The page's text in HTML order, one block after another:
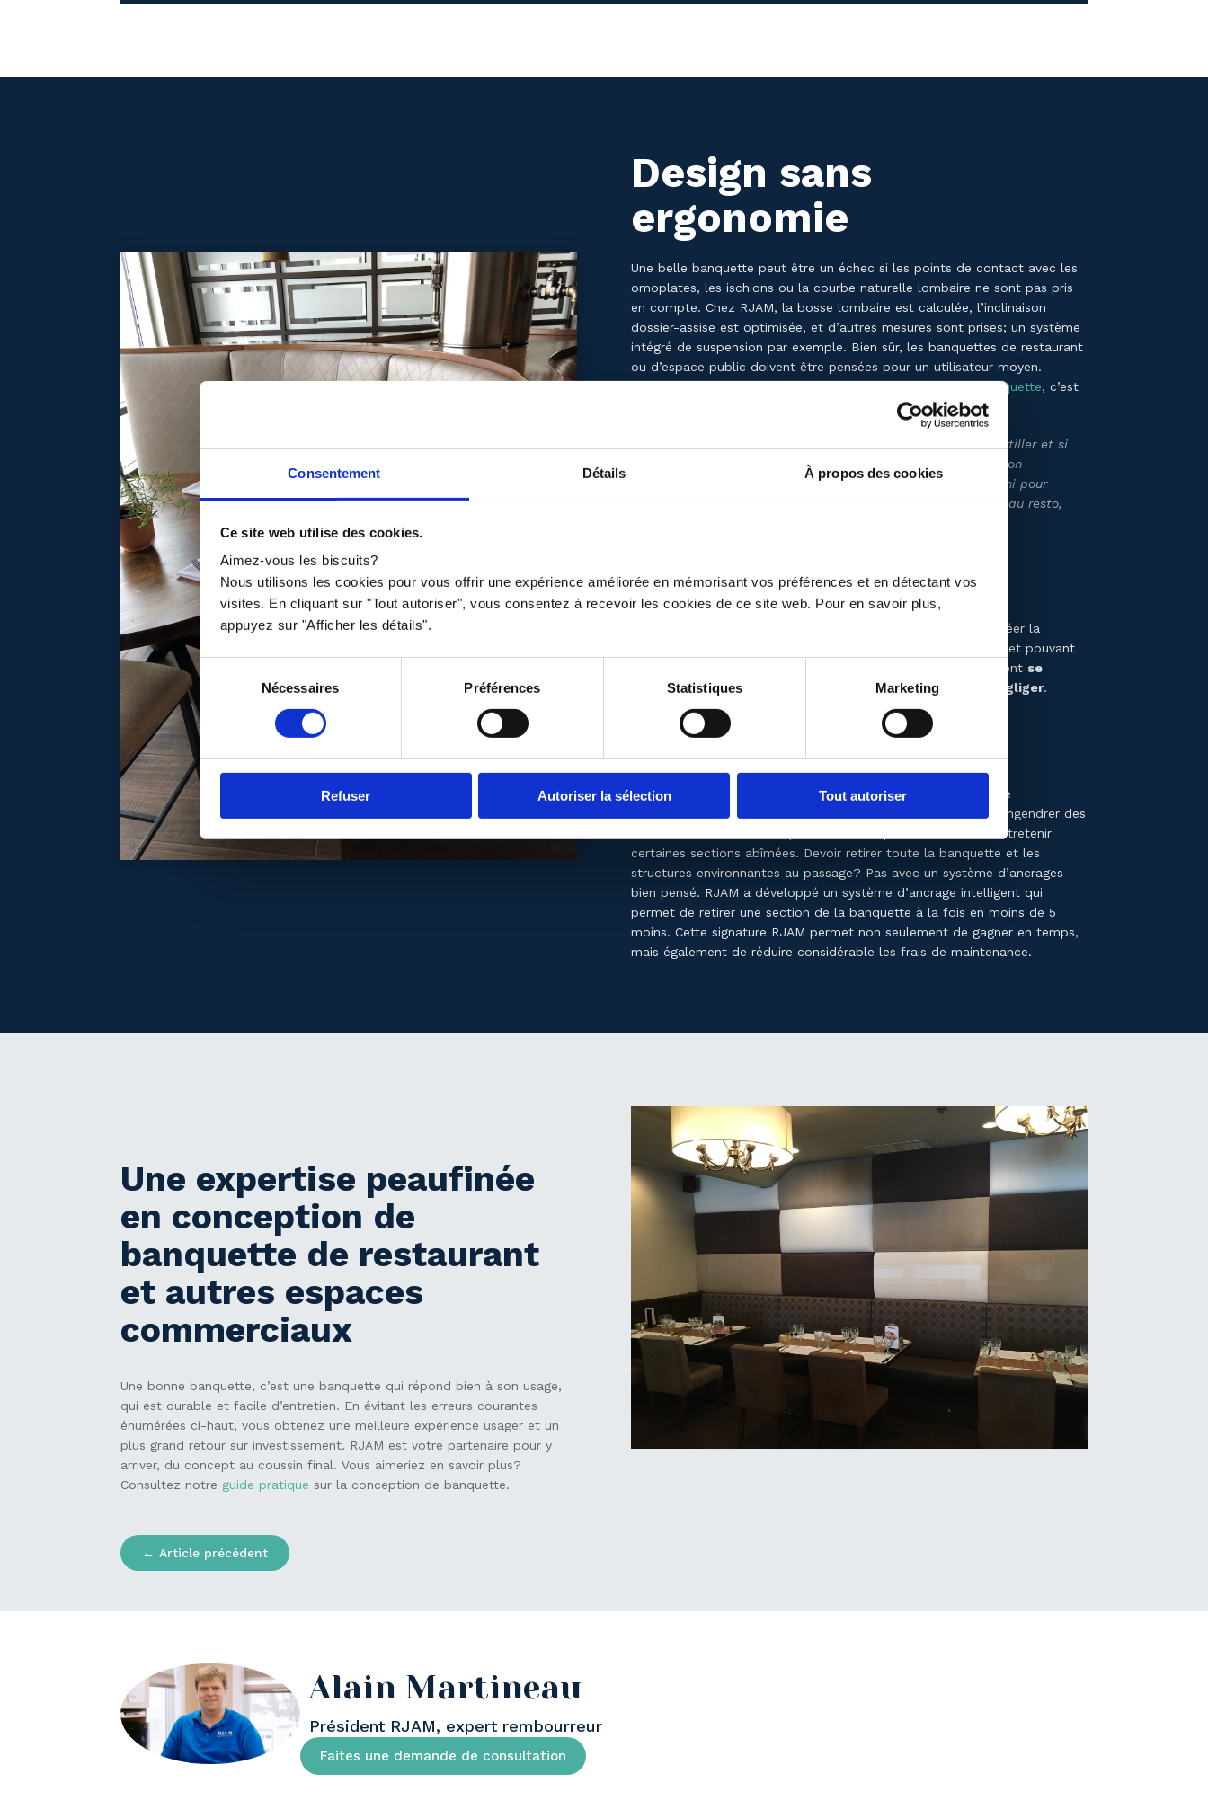
Consentement Détails À propos des cookies
Ce site web utilise des cookies.
Aimez-vous les biscuits?
Nous utilisons les cookies pour vous offrir une expérience améliorée en mémorisant vos préférences et en détectant vos
visites. En cliquant sur "Tout autoriser", vous consentez à recevoir les cookies de ce site web. Pour en savoir plus,
appuyez sur "Afficher les détails".
Sélection
consentement
Nécessaires Préférences Statistiques Marketing
Refuser Autoriser la sélection Tout autoriser
Design sans
ergonomie
Une belle banquette peut être un échec si les points de contact avec les
omoplates, les ischions ou la courbe naturelle lombaire ne sont pas pris
en compte. Chez RJAM, la bosse lombaire est calculée, l’inclinaison
dossier-assise est optimisée, et d’autres mesures sont prises; un système
intégré de suspension par exemple. Bien sûr, les banquettes de restaurant
ou d’espace public doivent être pensées pour un utilisateur moyen.
dimensions de base pour la conception de banquette, c’est
« Au bout d’un moment, si les gens commencent à se tortiller et si
les coudes sont toujours appuyés sur la table…c’est un bon
indicateur que le design n’est pas ergonomique ni réfléchi pour
l’usage ! Portez attention la prochaine fois que vous irez au resto,
Mauvaise structure
Trop souvent, seule de la mousse moulée est utilisée pour créer la
structure. La mousse offrant souvent un support trop faible, et pouvant
s’ affaisser avec le temps, une structure en bois à laquelle vient se
mouler la mousse est un facteur de durabilité à ne pas négliger.
Réparabilité coûteuse
Une banquette installée en 1 seul morceau et fixée de manière
permanente à un mur ou au plancher est un risque qui peut engendrer des
travaux et des coûts lorsque vient le temps de retirer ou d’entretenir
certaines sections abîmées. Devoir retirer toute la banquette et les
structures environnantes au passage? Pas avec un système d’ancrages
bien pensé. RJAM a développé un système d’ancrage intelligent qui
permet de retirer une section de la banquette à la fois en moins de 5
moins. Cette signature RJAM permet non seulement de gagner en temps,
mais également de réduire considérable les frais de maintenance.
Une expertise peaufinée
en conception de
banquette de restaurant
et autres espaces
commerciaux
Une bonne banquette, c’est une banquette qui répond bien à son usage,
qui est durable et facile d’entretien. En évitant les erreurs courantes
énumérées ci-haut, vous obtenez une meilleure expérience usager et un
plus grand retour sur investissement. RJAM est votre partenaire pour y
arriver, du concept au coussin final. Vous aimeriez en savoir plus?
Consultez notre guide pratique sur la conception de banquette.
←Article précédent
Alain Martineau
Président RJAM, expert rembourreur
Faites une demande de consultation